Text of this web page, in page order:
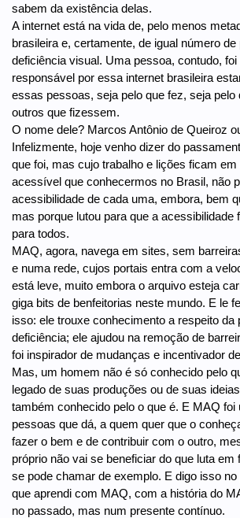
sabem da existência delas.
A internet está na vida de, pelo menos
brasileira e, certamente, de igual número
deficiência visual. Uma pessoa, contudo,
responsável por essa internet brasileira
essas pessoas, seja pelo que fez, seja pelo
outros que fizessem.
O nome dele? Marcos Antônio de Queiroz
Infelizmente, hoje venho dizer do
que foi, mas cujo trabalho e lições ficam em
acessível que conhecermos no Brasil, não
acessibilidade de cada uma, embora, bem
mas porque lutou para que a acessibilidade
para todos.
MAQ, agora, navega em sites, sem
e numa rede, cujos portais entra com a
está leve, muito embora o arquivo esteja
giga bits de benfeitorias neste mundo. E le
isso: ele trouxe conhecimento a respeito da
deficiência; ele ajudou na remoção de
foi inspirador de mudanças e incentivador
Mas, um homem não é só conhecido pelo
legado de suas produções ou de suas
também conhecido pelo o que é. E MAQ foi
pessoas que dá, a quem quer que o
fazer o bem e de contribuir com o outro,
próprio não vai se beneficiar do que luta em
se pode chamar de exemplo. E digo isso
que aprendi com MAQ, com a história do
no passado, mas num presente contínuo.